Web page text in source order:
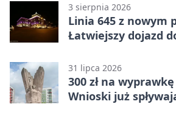
3 sierpnia 2026
Linia 645 z nowym
Łatwiejszy dojazd
31 lipca 2026
300 zł na
Wnioski już